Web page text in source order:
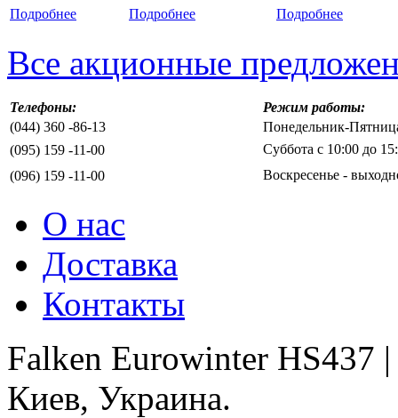
Подробнее Подробнее Подробнее
Все акционные
Телефоны:
Режим работы:
(044) 360 -86-13
Понедельник-
(095) 159 -11-00
Суббота с 10:00 до
(096) 159 -11-00
Воскресенье -
О нас
Доставка
Контакты
Falken Eurowinter HS437
Киев, Украина.